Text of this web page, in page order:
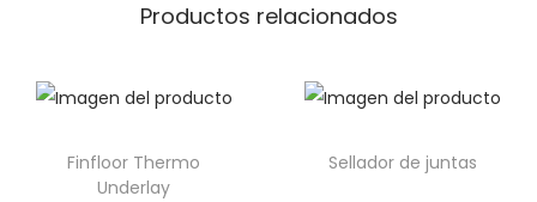
Productos relacionados
Finfloor Thermo
Underlay
Sellador de juntas